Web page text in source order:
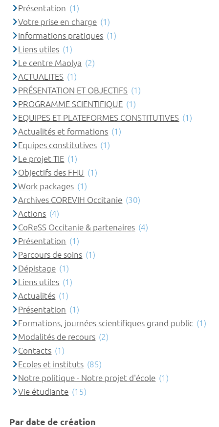
Présentation (1)
Votre prise en charge (1)
Informations pratiques (1)
Liens utiles (1)
Le centre Maolya (2)
ACTUALITES (1)
PRÉSENTATION ET OBJECTIFS (1)
PROGRAMME SCIENTIFIQUE (1)
EQUIPES ET PLATEFORMES CONSTITUTIVES (1)
Actualités et formations (1)
Equipes constitutives (1)
Le projet TIE (1)
Objectifs des FHU (1)
Work packages (1)
Archives COREVIH Occitanie (30)
Actions (4)
CoReSS Occitanie & partenaires (4)
Présentation (1)
Parcours de soins (1)
Dépistage (1)
Liens utiles (1)
Actualités (1)
Présentation (1)
Formations, journées scientifiques grand public (1)
Modalités de recours (2)
Contacts (1)
Ecoles et instituts (85)
Notre politique - Notre projet d'école (1)
Vie étudiante (15)
Par date de création